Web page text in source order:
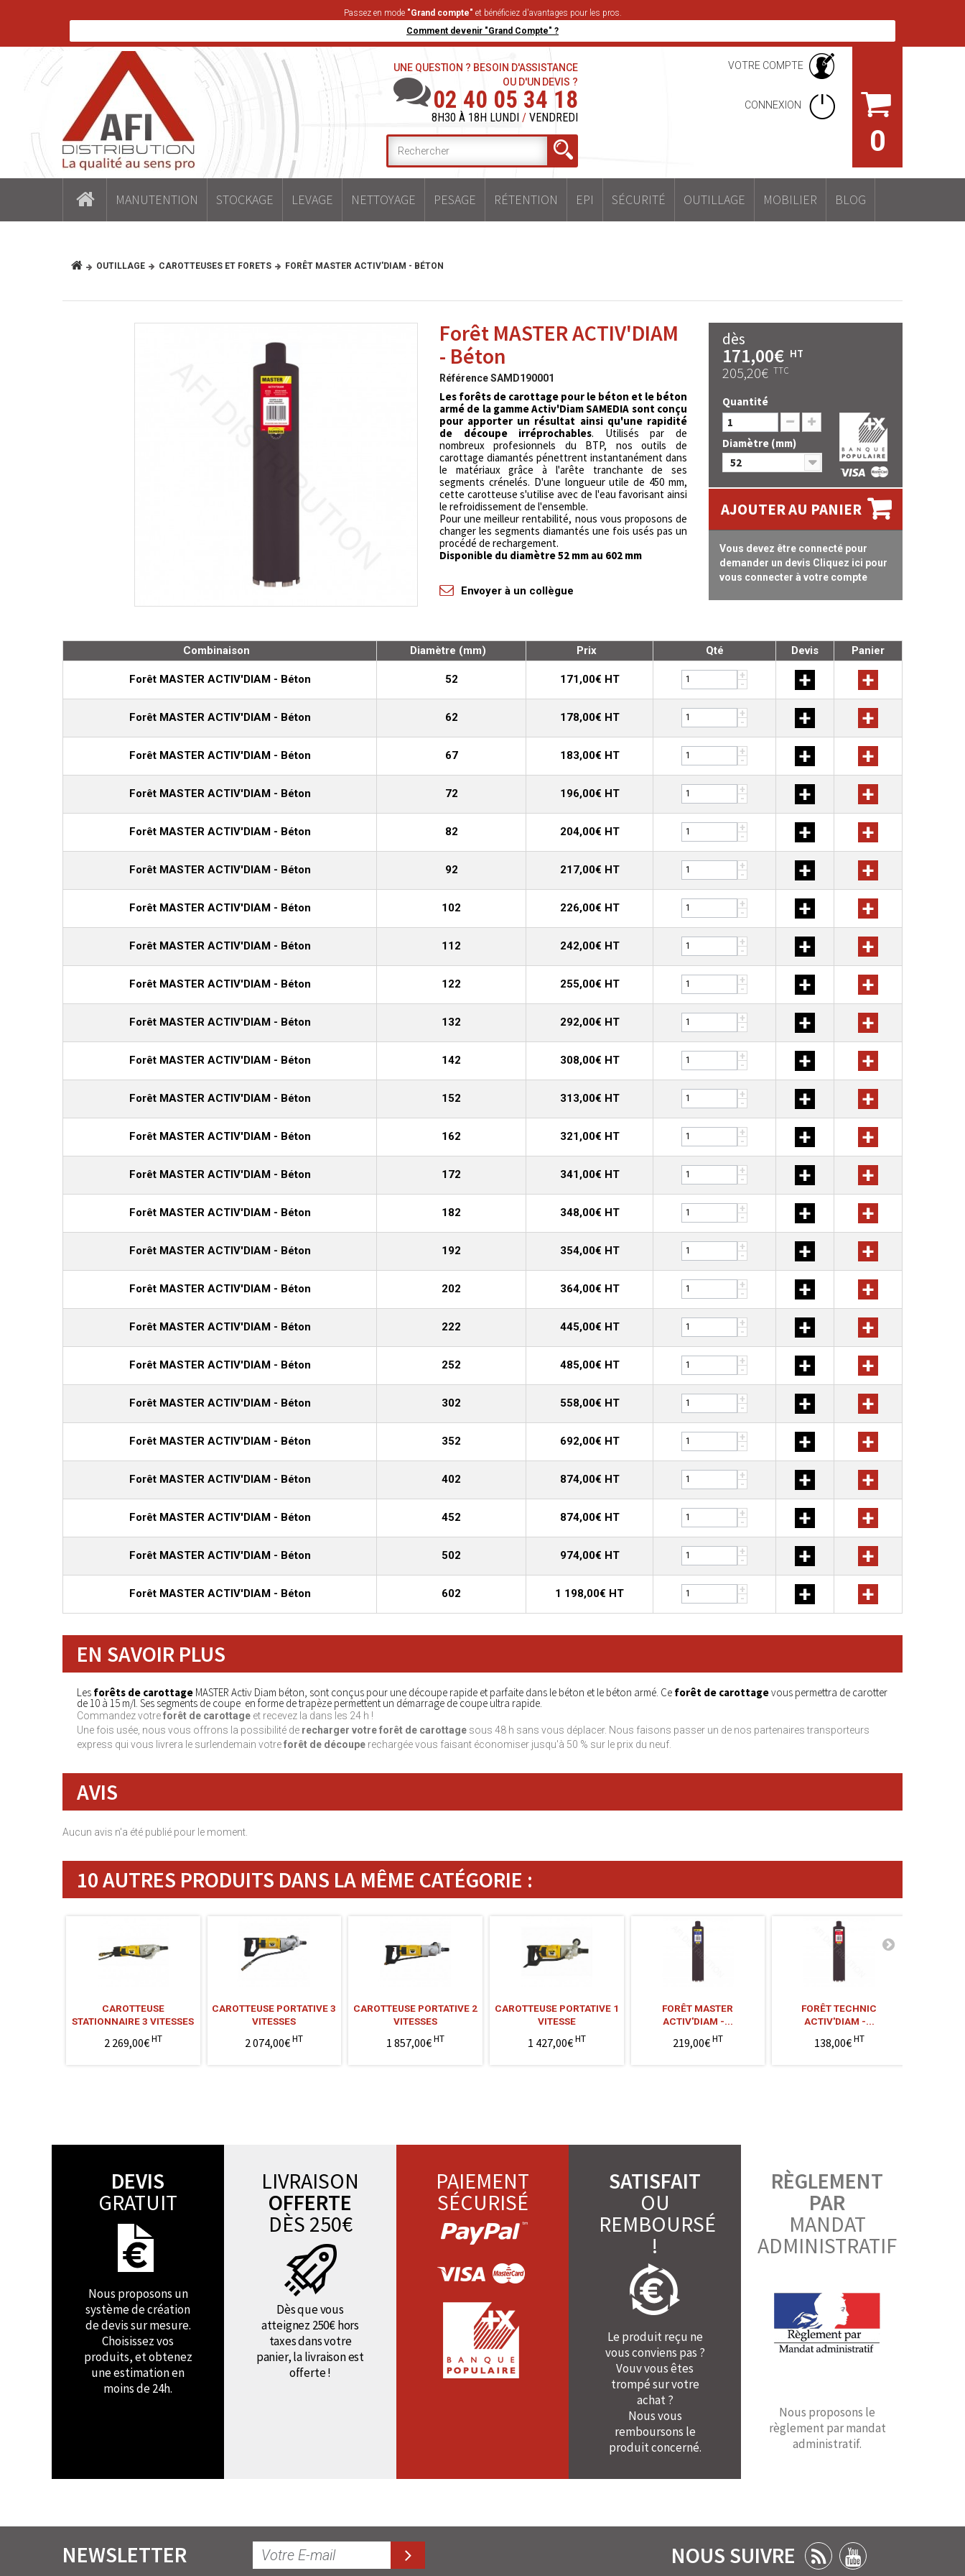
Passez en mode "Grand compte" et bénéficiez d'avantages pour les pros.
Comment devenir "Grand Compte" ?
0
VOTRE COMPTE
CONNEXION
UNE QUESTION ? BESOIN D'ASSISTANCE
OU D'UN DEVIS ?
02 40 05 34 18
8H30 À 18H LUNDI / VENDREDI
MANUTENTION STOCKAGE LEVAGE NETTOYAGE PESAGE RÉTENTION EPI SÉCURITÉ OUTILLAGE MOBILIER BLOG
OUTILLAGE CAROTTEUSES ET FORETS FORÊT MASTER ACTIV'DIAM - BÉTON
Forêt MASTER ACTIV'DIAM
- Béton
RéférenceSAMD190001
Les forêts de carottage pour le béton et le béton
armé de la gamme Activ'Diam SAMEDIA sont conçu
pour apporter un résultat ainsi qu'une rapidité
de découpe irréprochables. Utilisés par de
nombreux profesionnels du BTP, nos outils de
carottage diamantés pénettrent instantanément dans
le matériaux grâce à l'arête tranchante de ses
segments crénelés. D'une longueur utile de 450 mm,
cette carotteuse s'utilise avec de l'eau favorisant ainsi
le refroidissement de l'ensemble.
Pour une meilleur rentabilité, nous vous proposons de
changer les segments diamantés une fois usés pas un
procédé de rechargement.
Disponible du diamètre 52 mm au 602 mm
Envoyer à un collègue
dès
171,00€ HT
205,20€ TTC
Quantité
Diamètre (mm)
52
AJOUTER AU PANIER
Vous devez être connecté pour
demander un devis Cliquez ici pour
vous connecter à votre compte
Combinaison Diamètre (mm) Prix Qté Devis Panier
Forêt MASTER ACTIV'DIAM - Béton 52 171,00€ HT +
- + +
Forêt MASTER ACTIV'DIAM - Béton 62 178,00€ HT +
- + +
Forêt MASTER ACTIV'DIAM - Béton 67 183,00€ HT +
- + +
Forêt MASTER ACTIV'DIAM - Béton 72 196,00€ HT +
- + +
Forêt MASTER ACTIV'DIAM - Béton 82 204,00€ HT +
- + +
Forêt MASTER ACTIV'DIAM - Béton 92 217,00€ HT +
- + +
Forêt MASTER ACTIV'DIAM - Béton 102 226,00€ HT +
- + +
Forêt MASTER ACTIV'DIAM - Béton 112 242,00€ HT +
- + +
Forêt MASTER ACTIV'DIAM - Béton 122 255,00€ HT +
- + +
Forêt MASTER ACTIV'DIAM - Béton 132 292,00€ HT +
- + +
Forêt MASTER ACTIV'DIAM - Béton 142 308,00€ HT +
- + +
Forêt MASTER ACTIV'DIAM - Béton 152 313,00€ HT +
- + +
Forêt MASTER ACTIV'DIAM - Béton 162 321,00€ HT +
- + +
Forêt MASTER ACTIV'DIAM - Béton 172 341,00€ HT +
- + +
Forêt MASTER ACTIV'DIAM - Béton 182 348,00€ HT +
- + +
Forêt MASTER ACTIV'DIAM - Béton 192 354,00€ HT +
- + +
Forêt MASTER ACTIV'DIAM - Béton 202 364,00€ HT +
- + +
Forêt MASTER ACTIV'DIAM - Béton 222 445,00€ HT +
- + +
Forêt MASTER ACTIV'DIAM - Béton 252 485,00€ HT +
- + +
Forêt MASTER ACTIV'DIAM - Béton 302 558,00€ HT +
- + +
Forêt MASTER ACTIV'DIAM - Béton 352 692,00€ HT +
- + +
Forêt MASTER ACTIV'DIAM - Béton 402 874,00€ HT +
- + +
Forêt MASTER ACTIV'DIAM - Béton 452 874,00€ HT +
- + +
Forêt MASTER ACTIV'DIAM - Béton 502 974,00€ HT +
- + +
Forêt MASTER ACTIV'DIAM - Béton 602 1 198,00€ HT +
- + +
EN SAVOIR PLUS
Les forêts de carottage MASTER Activ Diam béton, sont conçus pour une découpe rapide et parfaite dans le béton et le béton armé. Ce forêt de carottagevous permettra de carotter
de 10 à 15 m/l. Ses segments de coupe en forme de trapèze permettent un démarrage de coupe ultra rapide.
Commandez votreforêt de carottage et recevez la dans les 24 h !
Une fois usée, nous vous offrons la possibilité de recharger votreforêt de carottage sous 48 h sans vous déplacer. Nous faisons passer un de nos partenaires transporteurs
express qui vous livrera le surlendemain votreforêt de découpe rechargée vous faisant économiser jusqu'à 50 % sur le prix du neuf.
AVIS
Aucun avis n'a été publié pour le moment.
10 AUTRES PRODUITS DANS LA MÊME CATÉGORIE :
CAROTTEUSE
STATIONNAIRE 3 VITESSES
2 269,00€HT
CAROTTEUSE PORTATIVE 3
VITESSES
2 074,00€ HT
CAROTTEUSE PORTATIVE 2
VITESSES
1 857,00€HT
CAROTTEUSE PORTATIVE 1
VITESSE
1 427,00€HT
FORÊT MASTER
ACTIV'DIAM -...
219,00€HT
FORÊT TECHNIC
ACTIV'DIAM -...
138,00€HT
DEVIS
GRATUIT
Nous proposons un
système de création
de devis sur mesure.
Choisissez vos
produits, et obtenez
une estimation en
moins de 24h.
LIVRAISON
OFFERTE
DÈS 250€
Dès que vous
atteignez 250€ hors
taxes dans votre
panier, la livraison est
offerte !
PAIEMENT
SÉCURISÉ
SATISFAIT
OU
REMBOURSÉ
!
Le produit reçu ne
vous conviens pas ?
Vouv vous êtes
trompé sur votre
achat ?
Nous vous
remboursons le
produit concerné.
RÈGLEMENT
PAR
MANDAT
ADMINISTRATIF
Nous proposons le
règlement par mandat
administratif.
NEWSLETTER NOUS SUIVRE